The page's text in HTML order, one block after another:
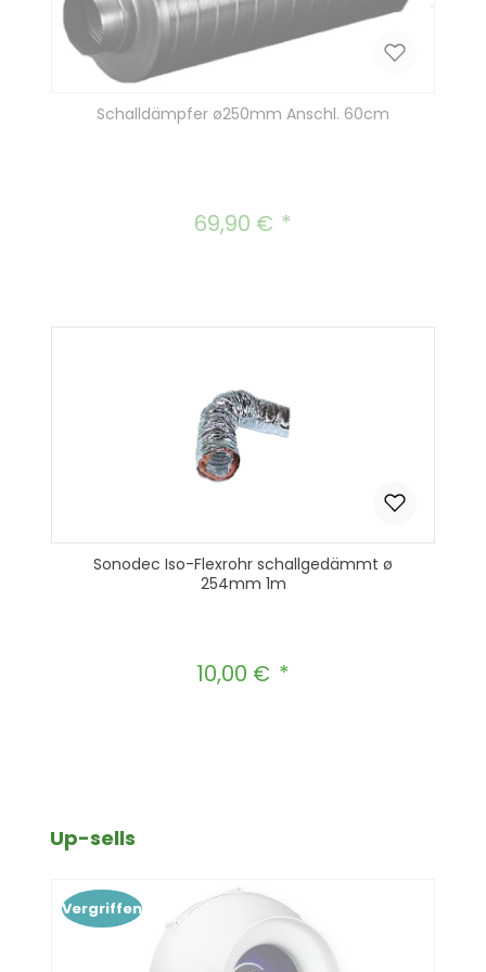
Schalldämpfer ø250mm Anschl. 60cm
Regulärer Preis:
69,90 €
Sonodec Iso-Flexrohr schallgedämmt ø
254mm 1m
Regulärer Preis:
10,00 €
Produktgalerie überspringen
Up-sells
Vergriffen